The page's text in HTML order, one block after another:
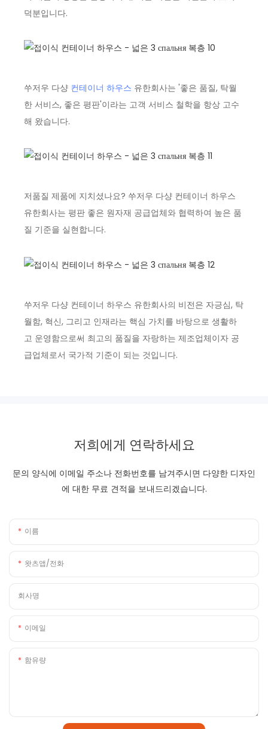
덕분입니다.
쑤저우 다샹 컨테이너 하우스 유한회사는 '좋은 품질, 탁월
한 서비스, 좋은 평판'이라는 고객 서비스 철학을 항상 고수
해 왔습니다.
저품질 제품에 지치셨나요? 쑤저우 다샹 컨테이너 하우스
유한회사는 평판 좋은 원자재 공급업체와 협력하여 높은 품
질 기준을 실현합니다.
쑤저우 다샹 컨테이너 하우스 유한회사의 비전은 자긍심, 탁
월함, 혁신, 그리고 인재라는 핵심 가치를 바탕으로 생활하
고 운영함으로써 최고의 품질을 자랑하는 제조업체이자 공
급업체로서 국가적 기준이 되는 것입니다.
저희에게 연락하세요
문의 양식에 이메일 주소나 전화번호를 남겨주시면 다양한 디자인
에 대한 무료 견적을 보내드리겠습니다.
이름
왓츠앱/전화
회사명
이메일
함유량